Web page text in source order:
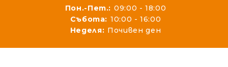
Пон.-Пет.: 09:00 - 18:00
Събота: 10:00 - 16:00
Неделя: Почивен ден